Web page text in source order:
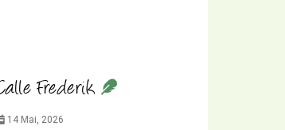
Frederik
14 Mai, 2026